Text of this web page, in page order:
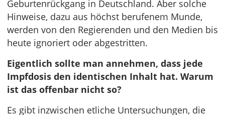
Geburtenrückgang in Deutschland. Aber solche
Hinweise, dazu aus höchst berufenem Munde,
werden von den Regierenden und den Medien bis
heute ignoriert oder abgestritten.
Eigentlich sollte man annehmen, dass jede
Impfdosis den identischen Inhalt hat. Warum
ist das offenbar nicht so?
Es gibt inzwischen etliche Untersuchungen, die